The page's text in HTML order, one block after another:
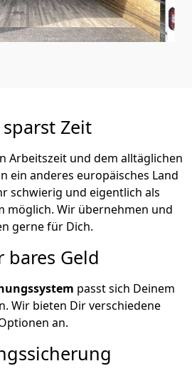
Zeit
Arbeitszeit und dem alltäglichen
ein anderes europäisches Land
schwierig und eigentlich als
möglich. Wir übernehmen und
gerne für Dich.
bares Geld
passt sich Deinem
Wir bieten Dir verschiedene
an.